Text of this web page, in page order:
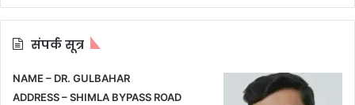
संपर्क सूत्र
NAME – DR. GULBAHAR
ADDRESS – SHIMLA BYPASS ROAD